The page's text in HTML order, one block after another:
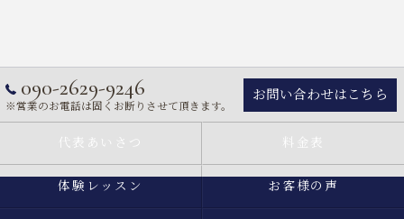
090-2629-9246
※営業のお電話は固くお断りさせて頂きます。
お問い合わせはこちら
代表あいさつ 料金表
体験レッスン お客様の声